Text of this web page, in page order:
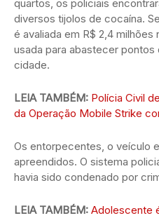
quartos, os policiais
diversos tijolos de cocaína.
é avaliada em R$ 2,4
usada para abastecer
cidade.
LEIA TAMBÉM: Polícia Civil
da Operação Mobile Strike
Os entorpecentes, o veículo
apreendidos. O sistema
havia sido condenado por
LEIA TAMBÉM: Adolescente